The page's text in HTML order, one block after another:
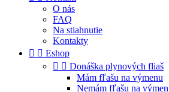
O nás
FAQ
Na stiahnutie
Kontakty
  Eshop
  Donáška plynových fliaš
Mám fľašu na výmenu
Nemám fľašu na